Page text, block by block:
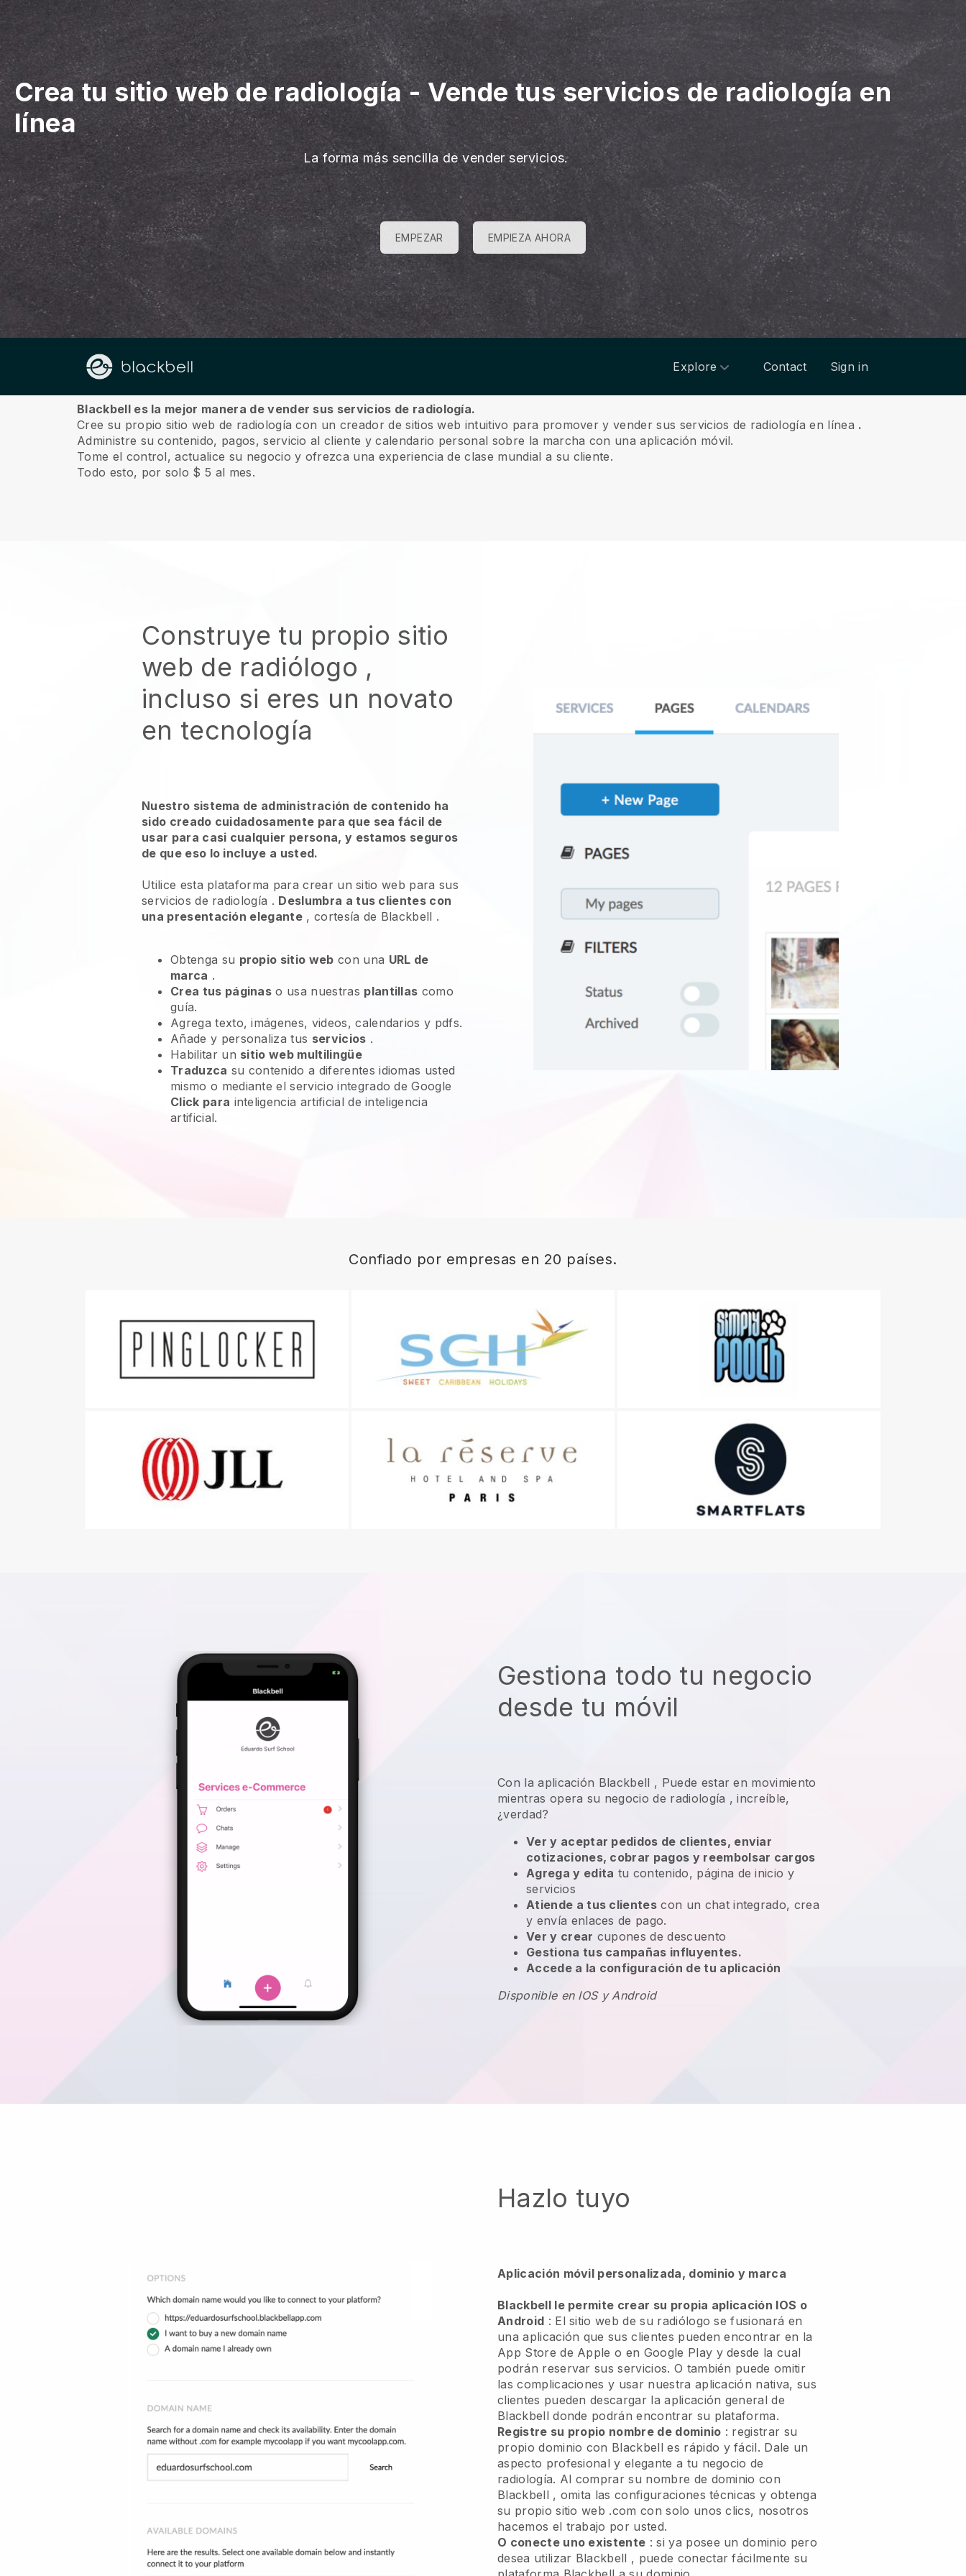
Crea tu sitio web de radiología-Vende tus servicios de radiología en
línea
La forma más sencilla de vender servicios.
EMPEZAR EMPIEZA AHORA
Explore Contact Sign in
Sobre nosotros
Blackbell es la mejor manera de vender sus servicios de radiología.
Cree su propio sitio web de radiología con un creador de sitios web intuitivo para promover y vender sus servicios de radiología en línea .
Administre su contenido, pagos, servicio al cliente y calendario personal sobre la marcha con una aplicación móvil.
Tome el control, actualice su negocio y ofrezca una experiencia de clase mundial a su cliente.
Todo esto, por solo $ 5 al mes.
Construye tu propio sitio
web de radiólogo ,
incluso si eres un novato
en tecnología
Nuestro sistema de administración de contenido ha
sido creado cuidadosamente para que sea fácil de
usar para casi cualquier persona, y estamos seguros
de que eso lo incluye a usted.
Utilice esta plataforma para crear un sitio web para sus
servicios de radiología . Deslumbra a tus clientes con
una presentación elegante , cortesía de Blackbell .
Obtenga su propio sitio web con una URL de
marca .
Crea tus páginas o usa nuestras plantillas como
guía.
Agrega texto, imágenes, videos, calendarios y pdfs.
Añade y personaliza tus servicios .
Habilitar un sitio web multilingüe
Traduzca su contenido a diferentes idiomas usted
mismo o mediante el servicio integrado de Google
Click para inteligencia artificial de inteligencia
artificial.
Confiado por empresas en 20 países.
Gestiona todo tu negocio
desde tu móvil
Con la aplicación Blackbell , Puede estar en movimiento
mientras opera su negocio de radiología , increíble,
¿verdad?
Ver y aceptar pedidos de clientes, enviar
cotizaciones, cobrar pagos y reembolsar cargos
Agrega y edita tu contenido, página de inicio y
servicios
Atiende a tus clientes con un chat integrado, crea
y envía enlaces de pago.
Ver y crear cupones de descuento
Gestiona tus campañas influyentes.
Accede a la configuración de tu aplicación
Disponible en IOS y Android
Hazlo tuyo
Aplicación móvil personalizada, dominio y marca
Blackbell le permite crear su propia aplicación IOS o
Android : El sitio web de su radiólogo se fusionará en
una aplicación que sus clientes pueden encontrar en la
App Store de Apple o en Google Play y desde la cual
podrán reservar sus servicios. O también puede omitir
las complicaciones y usar nuestra aplicación nativa, sus
clientes pueden descargar la aplicación general de
Blackbell donde podrán encontrar su plataforma.
Registre su propio nombre de dominio : registrar su
propio dominio con Blackbell es rápido y fácil. Dale un
aspecto profesional y elegante a tu negocio de
radiología. Al comprar su nombre de dominio con
Blackbell , omita las configuraciones técnicas y obtenga
su propio sitio web .com con solo unos clics, nosotros
hacemos el trabajo por usted.
O conecte uno existente : si ya posee un dominio pero
desea utilizar Blackbell , puede conectar fácilmente su